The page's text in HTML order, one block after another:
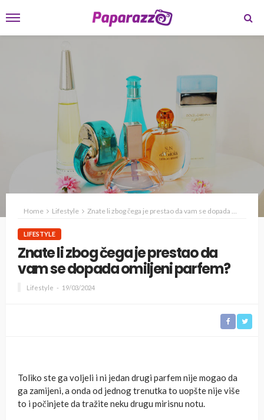
Home Lifestyle Znate li zbog čega je prestao da vam se dopada omiljeni parfem?
LIFESTYLE
Znate li zbog čega je prestao da
vam se dopada omiljeni parfem?
Lifestyle 19/03/2024
Toliko ste ga voljeli i ni jedan drugi parfem nije mogao da
ga zamijeni, a onda od jednog trenutka to uopšte nije više
to i počinjete da tražite neku drugu mirisnu notu.